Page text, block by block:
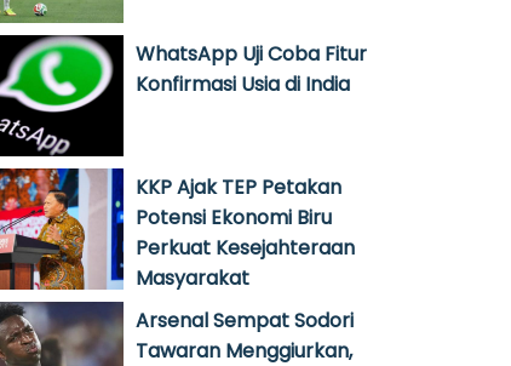
WhatsApp Uji Coba Fitur
Konfirmasi Usia di India
KKP Ajak TEP Petakan
Potensi Ekonomi Biru
Perkuat Kesejahteraan
Masyarakat
Arsenal Sempat Sodori
Tawaran Menggiurkan,